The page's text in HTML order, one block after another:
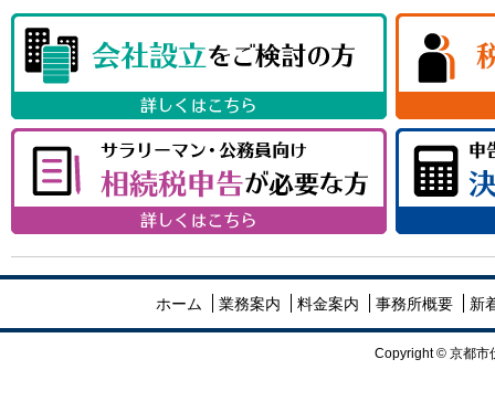
ホーム 業務案内 料金案内 事務所概要 新
Copyright © 京都市